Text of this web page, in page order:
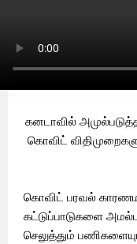
by Sooriyan TV -
கனடாவில்
கொவிட்
கொவிட் பரவல்
கட்டுப்பாடுகளை
செலுத்தும்